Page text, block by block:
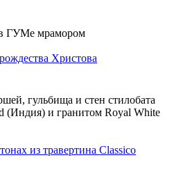
ГУМе мрамором
Христова
гульбища и стен стилобата
(Индия) и гранитом Royal White
из травертина Classico